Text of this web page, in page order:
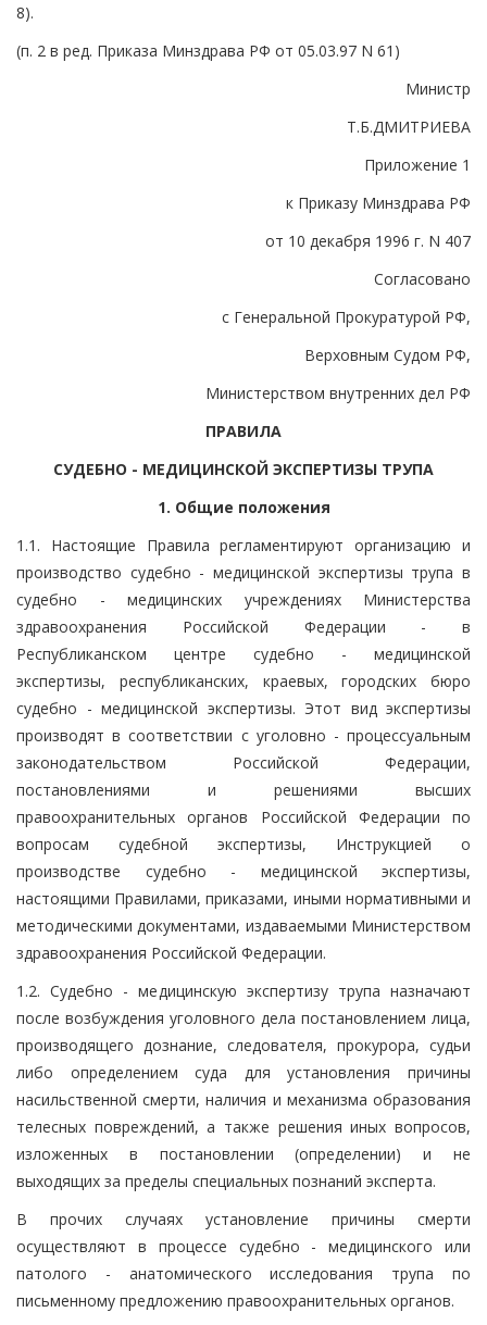
8).
(п. 2 в ред. Приказа Минздрава РФ от 05.03.97 N 61)
Министр
Т.Б.ДМИТРИЕВА
Приложение 1
к Приказу Минздрава РФ
от 10 декабря 1996 г. N 407
Согласовано
с Генеральной Прокуратурой РФ,
Верховным Судом РФ,
Министерством внутренних дел РФ
ПРАВИЛА
СУДЕБНО - МЕДИЦИНСКОЙ ЭКСПЕРТИЗЫ ТРУПА
1. Общие положения
1.1. Настоящие Правила регламентируют организацию и
производство судебно - медицинской экспертизы трупа в
судебно - медицинских учреждениях Министерства
здравоохранения Российской Федерации - в
Республиканском центре судебно - медицинской
экспертизы, республиканских, краевых, городских бюро
судебно - медицинской экспертизы. Этот вид экспертизы
производят в соответствии с уголовно - процессуальным
законодательством Российской Федерации,
постановлениями и решениями высших
правоохранительных органов Российской Федерации по
вопросам судебной экспертизы, Инструкцией о
производстве судебно - медицинской экспертизы,
настоящими Правилами, приказами, иными нормативными и
методическими документами, издаваемыми Министерством
здравоохранения Российской Федерации.
1.2. Судебно - медицинскую экспертизу трупа назначают
после возбуждения уголовного дела постановлением лица,
производящего дознание, следователя, прокурора, судьи
либо определением суда для установления причины
насильственной смерти, наличия и механизма образования
телесных повреждений, а также решения иных вопросов,
изложенных в постановлении (определении) и не
выходящих за пределы специальных познаний эксперта.
В прочих случаях установление причины смерти
осуществляют в процессе судебно - медицинского или
патолого - анатомического исследования трупа по
письменному предложению правоохранительных органов.